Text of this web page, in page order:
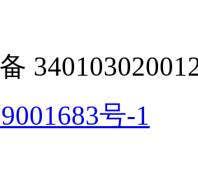
号-1